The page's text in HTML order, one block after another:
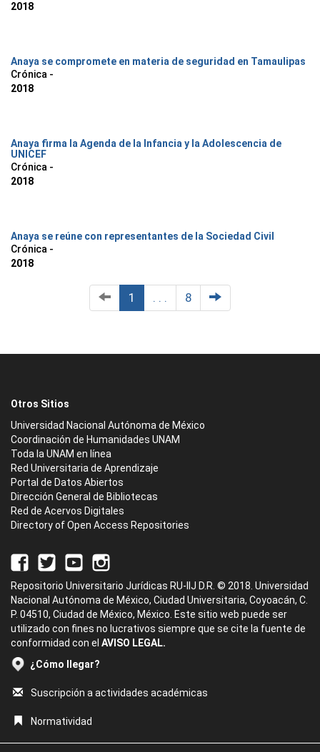
2018
Anaya se compromete en materia de seguridad en Tamaulipas
Crónica -
2018
Anaya firma la Agenda de la Infancia y la Adolescencia de
UNICEF
Crónica -
2018
Anaya se reúne con representantes de la Sociedad Civil
Crónica -
2018
1 . . . 8
Otros Sitios
Universidad Nacional Autónoma de México
Coordinación de Humanidades UNAM
Toda la UNAM en línea
Red Universitaria de Aprendizaje
Portal de Datos Abiertos
Dirección General de Bibliotecas
Red de Acervos Digitales
Directory of Open Access Repositories
Repositorio Universitario Jurídicas RU-IIJ D.R. © 2018. Universidad
Nacional Autónoma de México, Ciudad Universitaria, Coyoacán, C.
P. 04510, Ciudad de México, México. Este sitio web puede ser
utilizado con fines no lucrativos siempre que se cite la fuente de
conformidad con el AVISO LEGAL.
¿Cómo llegar?
Suscripción a actividades académicas
Normatividad